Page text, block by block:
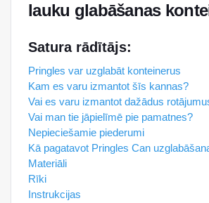
lauku glabāšanas
Satura rādītājs:
Pringles var uzglabāt konteinerus
Kam es varu izmantot šīs kannas?
Vai es varu izmantot dažādus
Vai man tie jāpielīmē pie pamatnes?
Nepieciešamie piederumi
Kā pagatavot Pringles Can
Materiāli
Rīki
Instrukcijas